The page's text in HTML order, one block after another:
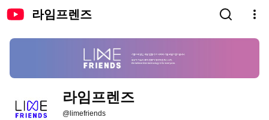
라임프렌즈
라임프렌즈
@limefriends